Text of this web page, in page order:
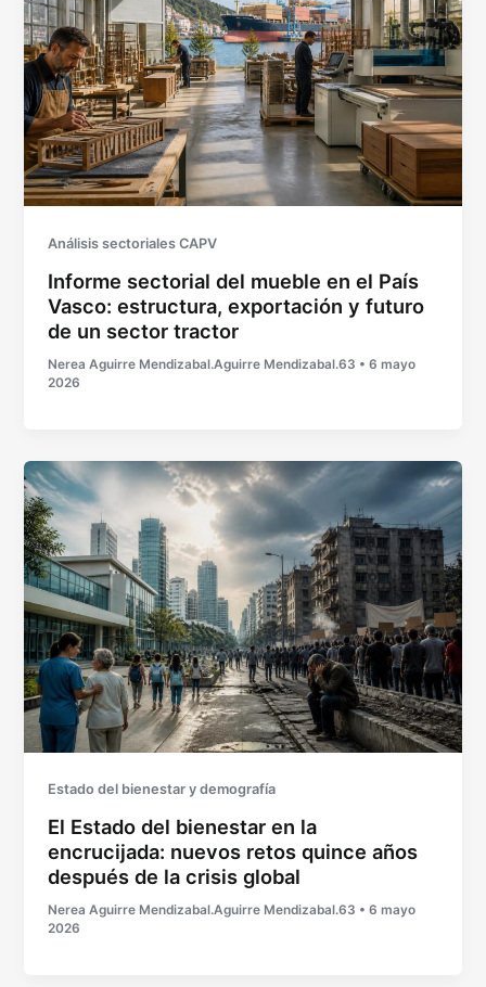
Análisis sectoriales CAPV
Informe sectorial del mueble en el País
Vasco: estructura, exportación y futuro
de un sector tractor
Nerea Aguirre Mendizabal.Aguirre Mendizabal.63 •6 mayo
2026
Estado del bienestar y demografía
El Estado del bienestar en la
encrucijada: nuevos retos quince años
después de la crisis global
Nerea Aguirre Mendizabal.Aguirre Mendizabal.63 •6 mayo
2026